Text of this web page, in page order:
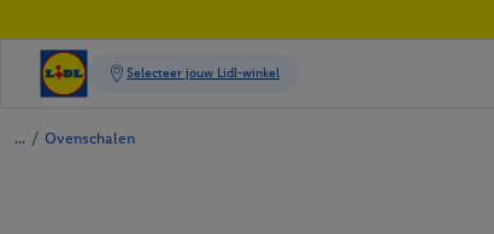
/ Ovenschalen